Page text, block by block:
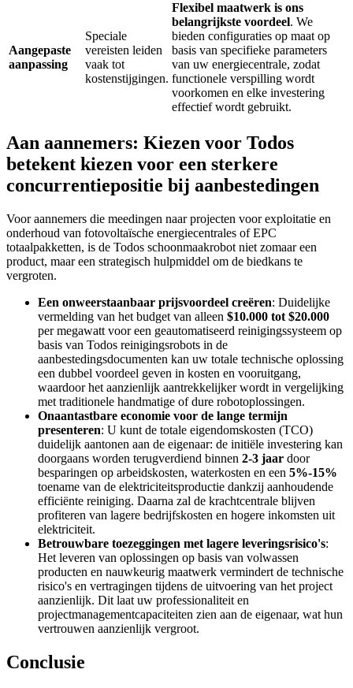
Aangepaste
aanpassing
Speciale
vereisten leiden
vaak tot
kostenstijgingen.
Flexibel maatwerk is ons
belangrijkste voordeel. We
bieden configuraties op maat op
basis van specifieke parameters
van uw energiecentrale, zodat
functionele verspilling wordt
voorkomen en elke investering
effectief wordt gebruikt.
Aan aannemers: Kiezen voor Todos
betekent kiezen voor een sterkere
concurrentiepositie bij aanbestedingen
Voor aannemers die meedingen naar projecten voor exploitatie en
onderhoud van fotovoltaïsche energiecentrales of EPC
totaalpakketten, is de Todos schoonmaakrobot niet zomaar een
product, maar een strategisch hulpmiddel om de biedkans te
vergroten.
Een onweerstaanbaar prijsvoordeel creëren: Duidelijke
vermelding van het budget van alleen $10.000 tot $20.000
per megawatt voor een geautomatiseerd reinigingssysteem op
basis van Todos reinigingsrobots in de
aanbestedingsdocumenten kan uw totale technische oplossing
een dubbel voordeel geven in kosten en vooruitgang,
waardoor het aanzienlijk aantrekkelijker wordt in vergelijking
met traditionele handmatige of dure robotoplossingen.
Onaantastbare economie voor de lange termijn
presenteren: U kunt de totale eigendomskosten (TCO)
duidelijk aantonen aan de eigenaar: de initiële investering kan
doorgaans worden terugverdiend binnen 2-3 jaar door
besparingen op arbeidskosten, waterkosten en een 5%-15%
toename van de elektriciteitsproductie dankzij aanhoudende
efficiënte reiniging. Daarna zal de krachtcentrale blijven
profiteren van lagere bedrijfskosten en hogere inkomsten uit
elektriciteit.
Betrouwbare toezeggingen met lagere leveringsrisico's:
Het leveren van oplossingen op basis van volwassen
producten en nauwkeurig maatwerk vermindert de technische
risico's en vertragingen tijdens de uitvoering van het project
aanzienlijk. Dit laat uw professionaliteit en
projectmanagementcapaciteiten zien aan de eigenaar, wat hun
vertrouwen aanzienlijk vergroot.
Conclusie